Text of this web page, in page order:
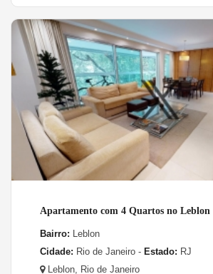
Apartamento com 4 Quartos no Leblon
Bairro: Leblon
Cidade: Rio de Janeiro - Estado: RJ
Leblon, Rio de Janeiro